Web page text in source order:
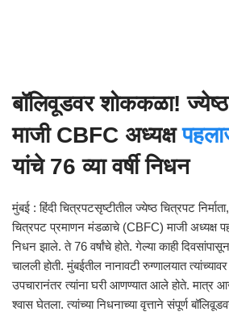
बॉलिवूडवर शोककळा! ज्येष्ठ
माजी CBFC अध्यक्ष
यांचे 76 व्या वर्षी निधन
मुंबई : हिंदी चित्रपटसृष्टीतील ज्येष्ठ चित्रपट
चित्रपट प्रमाणन मंडळाचे (CBFC) माजी अध्यक्ष
निधन झाले. ते 76 वर्षांचे होते. गेल्या काही
चालली होती. मुंबईतील नानावटी रुग्णालयात
उपचारानंतर त्यांना घरी आणण्यात आले होते. मात्र
श्वास घेतला. त्यांच्या निधनाच्या वृत्ताने संपूर्ण